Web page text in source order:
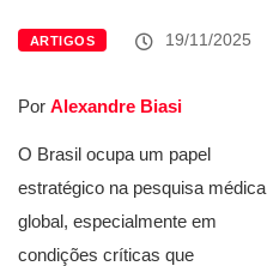
ARTIGOS 19/11/2025
Por Alexandre Biasi
O Brasil ocupa um papel
estratégico na pesquisa médica
global, especialmente em
condições críticas que